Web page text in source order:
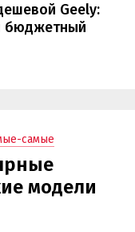
Geely:
бюджетный
самые
модели